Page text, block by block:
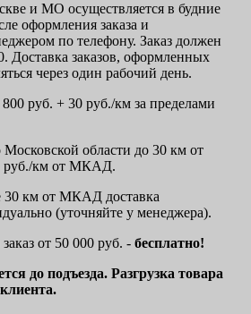
и МО осуществляется в будние
оформления заказа и
по телефону. Заказ должен
Доставка заказов, оформленных
через один рабочий день.
руб. + 30 руб./км за пределами
области до 30 км от
руб./км от МКАД.
30 км от МКАД доставка
(уточняйте у менеджера).
от 50 000 руб. - бесплатно!
до подъезда. Разгрузка товара